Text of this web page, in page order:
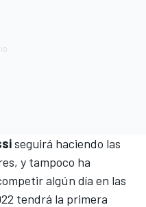
seguirá haciendo las
y tampoco ha
algún día en las
tendrá la primera